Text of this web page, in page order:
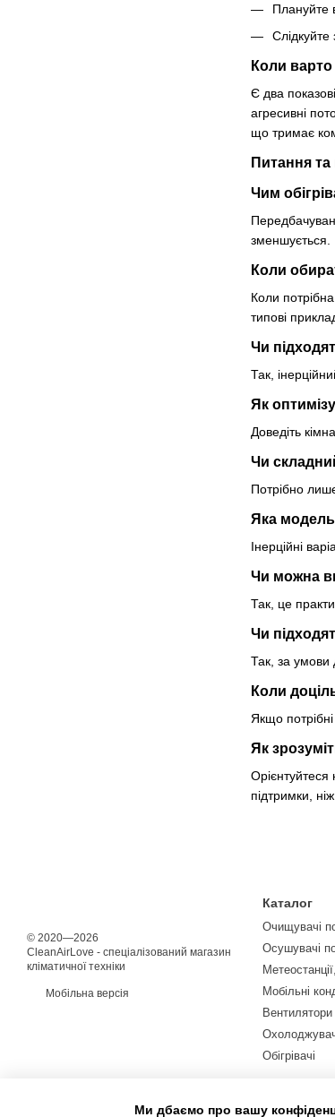
Плануйте
Слідкуйте
Коли
Є два
агресивні
що тримає
Питання та
Чим
зменшується.
Коли
Коли
типові
Чи
Так,
Як
Доведіть
Чи
Потрібно
Яка модель
Інерційні
Чи можна
Так, це
Чи
Так, за умови
Коли
Якщо
Як
Орієнтуйтеся
підтримки, ніж
© 2020—2026
CleanAirLove - спеціалізований магазин
кліматичної техніки
Мобільна версія
Каталог
Очищувачі
Осушувачі
Мобільні
Вентилятори
Обігрівачі
Ми дбаємо про вашу